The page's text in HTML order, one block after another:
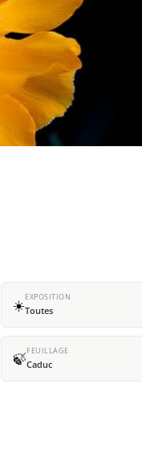
☀️EXPOSITION
Toutes
🍃FEUILLAGE
Caduc